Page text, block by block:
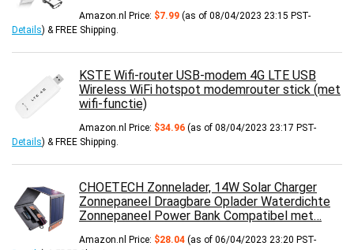
Amazon.nl Price: $7.99 (as of 08/04/2023 23:15 PST-
Details) & FREE Shipping
KSTE Wifi-router USB-modem 4G LTE USB
Wireless WiFi hotspot modemrouter stick (met
wifi-functie)
Amazon.nl Price: $34.96 (as of 08/04/2023 23:17 PST-
Details) & FREE Shipping
CHOETECH Zonnelader, 14W Solar Charger
Zonnepaneel Draagbare Oplader Waterdichte
Zonnepaneel Power Bank Compatibel met…
Amazon.nl Price: $28.04 (as of 06/04/2023 23:20 PST-